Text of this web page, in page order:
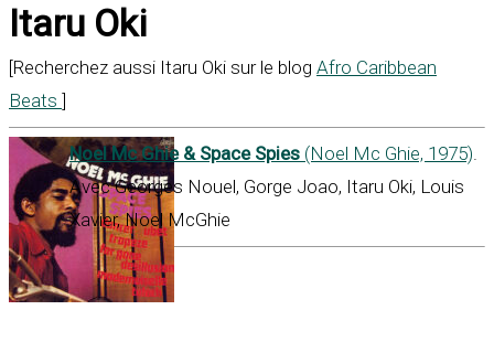
Itaru Oki
[Recherchez aussi Itaru Oki sur le blog Afro Caribbean
Beats ]
Noel Mc Ghie & Space Spies (Noel Mc Ghie, 1975).
Avec Georges Nouel, Gorge Joao, Itaru Oki, Louis
Xavier, Noel McGhie